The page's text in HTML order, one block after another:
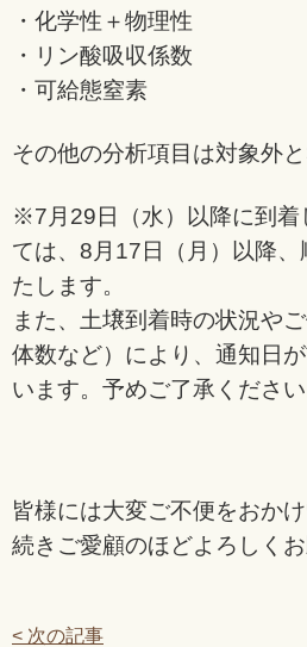
・化学性＋物理性
・リン酸吸収係数
・可給態窒素
その他の分析項目は対象外と
※7月29日（水）以降に到着
ては、8月17日（月）以降
たします。
また、土壌到着時の状況や
体数など）により、通知日
います。予めご了承ください
皆様には大変ご不便をおか
続きご愛顧のほどよろしく
< 次の記事